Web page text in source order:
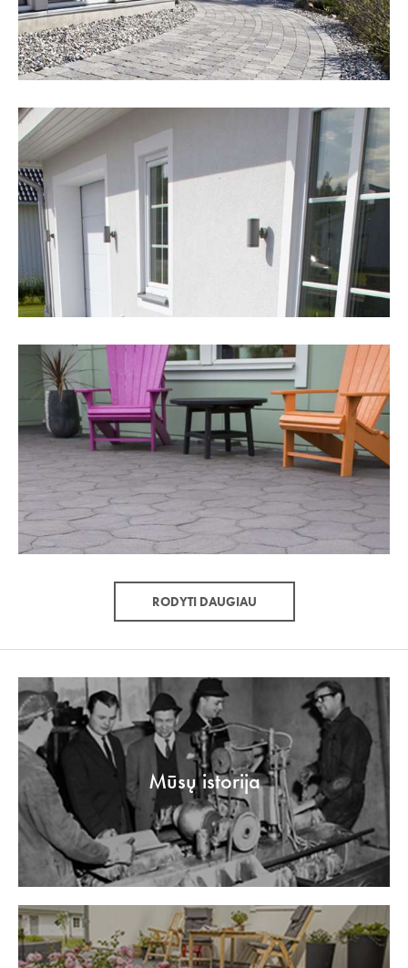
RODYTI DAUGIAU
Mūsų istorija